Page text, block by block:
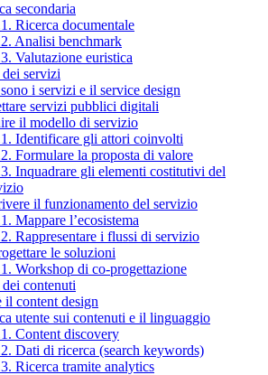
secondaria
Ricerca documentale
Analisi benchmark
Valutazione euristica
servizi
i servizi e il service design
servizi pubblici digitali
il modello di servizio
Identificare gli attori coinvolti
Formulare la proposta di valore
Inquadrare gli elementi costitutivi del
il funzionamento del servizio
Mappare l’ecosistema
Rappresentare i flussi di servizio
le soluzioni
Workshop di co-progettazione
contenuti
il content design
utente sui contenuti e il linguaggio
Content discovery
Dati di ricerca (search keywords)
Ricerca tramite analytics